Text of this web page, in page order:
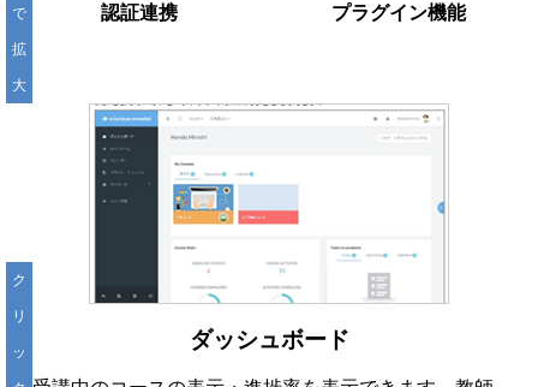
認証連携 プラグイン機能
で
拡
大
ダッシュボード
ク
リ
ッ